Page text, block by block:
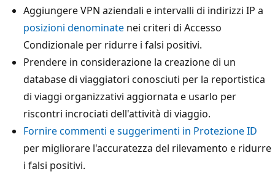
Aggiungere VPN aziendali e intervalli di indirizzi IP a
posizioni denominate nei criteri di Accesso
Condizionale per ridurre i falsi positivi.
Prendere in considerazione la creazione di un
database di viaggiatori conosciuti per la reportistica
di viaggi organizzativi aggiornata e usarlo per
riscontri incrociati dell'attività di viaggio.
Fornire commenti e suggerimenti in Protezione ID
per migliorare l'accuratezza del rilevamento e ridurre
i falsi positivi.